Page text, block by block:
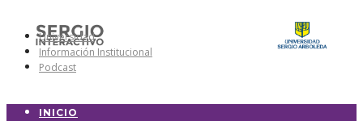
Universidad
Información Institucional
Podcast
INICIO